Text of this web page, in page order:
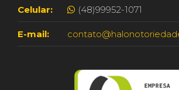
Celular: (48)99952-1071
E-mail: